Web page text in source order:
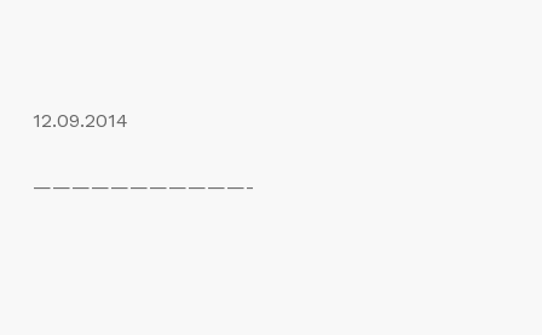
12.09.2014
———————————-